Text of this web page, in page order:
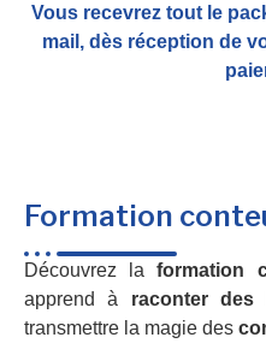
Vous recevrez tout le
mail, dès réception de
Formation
Découvrez laformation
apprend à raconter des
transmettre la magie des